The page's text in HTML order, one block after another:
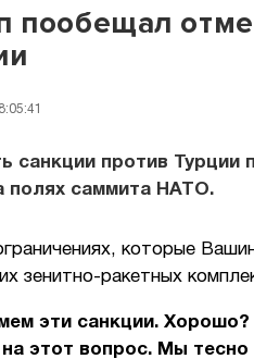
пообещал
санкции против
полях саммита НАТО.
которые
зенитно-ракетных
эти санкции.
на этот вопрос. Мы